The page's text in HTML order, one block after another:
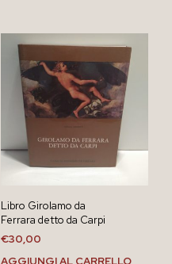
Libro Girolamo da
Ferrara detto da Carpi
€30,00
AGGIUNGI AL CARRELLO